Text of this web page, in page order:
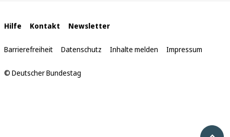
Interne
Links
Hilfe Kontakt Newsletter
Barrierefreiheit Datenschutz Inhalte melden Impressum
© Deutscher Bundestag